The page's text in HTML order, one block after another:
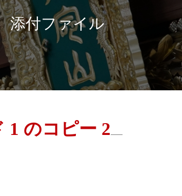
添付ファイル
1 のコピー 2